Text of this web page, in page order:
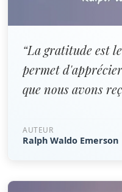
“La gratitude est
permet
que nous avons
AUTEUR
Ralph Waldo Emerson